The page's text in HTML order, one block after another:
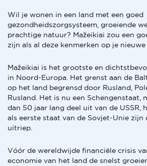
Wil je wonen in een land met een goed
gezondheidszorgsysteem, groeiende
prachtige natuur? Mažeikiai zou een
zijn als al deze kenmerken op je nieuwe
Mažeikiai is het grootste en
in Noord-Europa. Het grenst aan de
op het land begrensd door Rusland,
Rusland. Het is nu een Schengenstaat,
dan 50 jaar lang deel uit van de USSR,
als eerste staat van de Sovjet-Unie zijn
uitriep.
Vóór de wereldwijde financiële crisis
economie van het land de snelst